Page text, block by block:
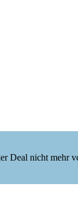
nicht mehr